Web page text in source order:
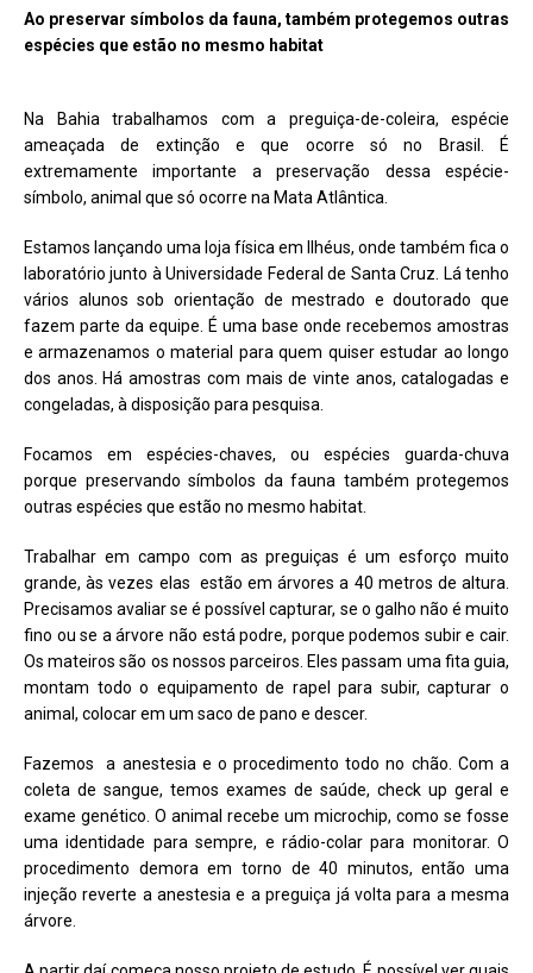
Ao preservar símbolos da fauna, também protegemos outras
espécies que estão no mesmo habitat
Na Bahia trabalhamos com a preguiça-de-coleira, espécie
ameaçada de extinção e que ocorre só no Brasil. É
extremamente importante a preservação dessa espécie-
símbolo, animal que só ocorre na Mata Atlântica.
Estamos lançando uma loja física em Ilhéus, onde também fica o
laboratório junto à Universidade Federal de Santa Cruz. Lá tenho
vários alunos sob orientação de mestrado e doutorado que
fazem parte da equipe. É uma base onde recebemos amostras
e armazenamos o material para quem quiser estudar ao longo
dos anos. Há amostras com mais de vinte anos, catalogadas e
congeladas, à disposição para pesquisa.
Focamos em espécies-chaves, ou espécies guarda-chuva
porque preservando símbolos da fauna também protegemos
outras espécies que estão no mesmo habitat.
Trabalhar em campo com as preguiças é um esforço muito
grande, às vezes elas estão em árvores a 40 metros de altura.
Precisamos avaliar se é possível capturar, se o galho não é muito
fino ou se a árvore não está podre, porque podemos subir e cair.
Os mateiros são os nossos parceiros. Eles passam uma fita guia,
montam todo o equipamento de rapel para subir, capturar o
animal, colocar em um saco de pano e descer.
Fazemos a anestesia e o procedimento todo no chão. Com a
coleta de sangue, temos exames de saúde, check up geral e
exame genético. O animal recebe um microchip, como se fosse
uma identidade para sempre, e rádio-colar para monitorar. O
procedimento demora em torno de 40 minutos, então uma
injeção reverte a anestesia e a preguiça já volta para a mesma
árvore.